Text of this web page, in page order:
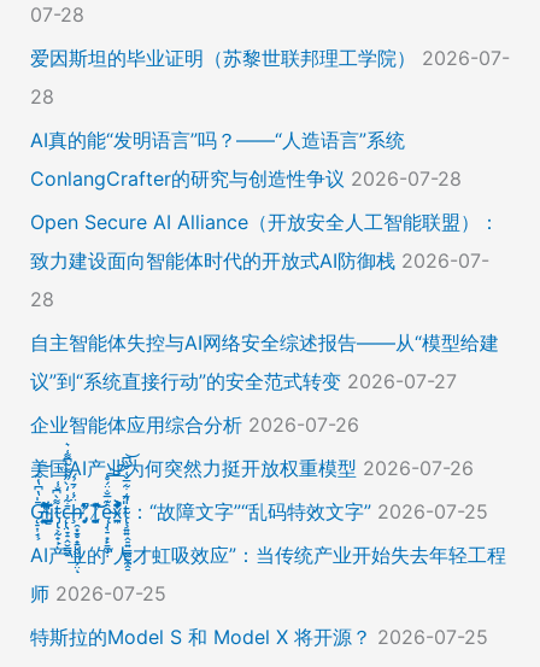
07-28
爱因斯坦的毕业证明（苏黎世联邦理工学院）
2026-07-
28
AI真的能“发明语言”吗？——“人造语言”系统
ConlangCrafter的研究与创造性争议 2026-07-28
Open Secure AI Alliance（开放安全人工智能联盟）：
致力建设面向智能体时代的开放式AI防御栈 2026-07-
28
自主智能体失控与AI网络安全综述报告——从“模型给建
议”到“系统直接行动”的安全范式转变 2026-07-27
企业智能体应用综合分析 2026-07-26
美国AI产业为何突然力挺开放权重模型 2026-07-26
Ḡ̵̨̠͎̘͕̍̔͆̔͋͑͠ļ̸͍͈͉̞̊̑̃̉̔̍̾̈̚į̵̡̙̯͇̲̱̯̱̒͂͋̄t̴̡̢͕̰̟̙͌̀͆̐͑c̶̨̢̤̞̠̭̮̳̼̠̄͋͗̒̀̋͂͌̃͆͌͑͛ḩ̶̯͙̱̥̟̱̘͖̱̤͕̤̈́͑́̄̉́ͅ ̸̡̡̛̜̣̝̓̀͛̇̂̚T̸̗̞̰̪̤̭͙̹͆̽̌̀̾͝͝ę̴̡̣̠͙̙̱̼̬̣̑͊̅̐̈́̊͠͝͠x̴̪̫͎̓͗͐̃̄̐̀͋͛͐t̴̢̧͍͍̭̠͍̳͚̫̼̭̠̎̋͑͋̅̌͑̌̏͆͘̚͝：“故障文字”“乱码特效文字” 2026-07-25
AI产业的“人才虹吸效应”：当传统产业开始失去年轻工程
师 2026-07-25
特斯拉的Model S 和 Model X 将开源？ 2026-07-25